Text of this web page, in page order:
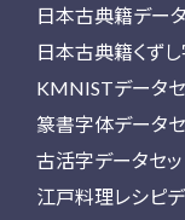
日本古典籍デー
日本古典籍くず
KMNISTデータセ
篆書字体データセ
古活字データセッ
江戸料理レシピ